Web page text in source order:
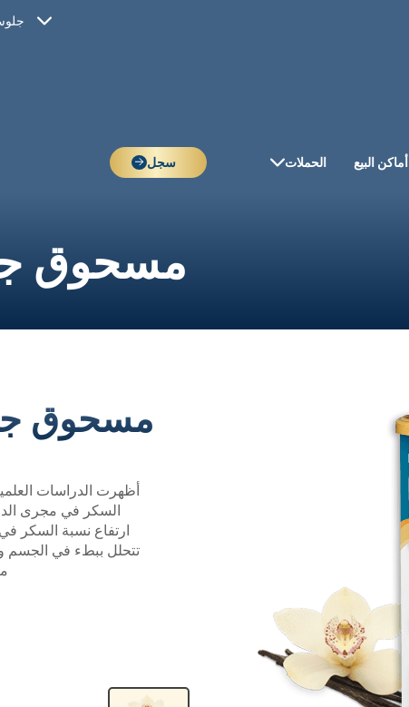
أماكن البيع الحملات سجل
مسحوق
مسحوق
أظهرت الدراسات
السكر في مجرى
ارتفاع نسبة السكر
تتحلل ببطء في الجسم